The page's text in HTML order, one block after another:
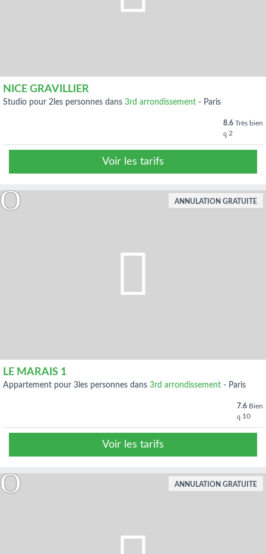
NICE GRAVILLIER
studio pour 2les personnes dans 3rd arrondissement - Paris
8.6 Très bien
2
Voir les tarifs
LE MARAIS 1
appartement pour 3les personnes dans 3rd arrondissement - Paris
7.6 Bien
10
Voir les tarifs
ANNULATION GRATUITE
ANNULATION GRATUITE